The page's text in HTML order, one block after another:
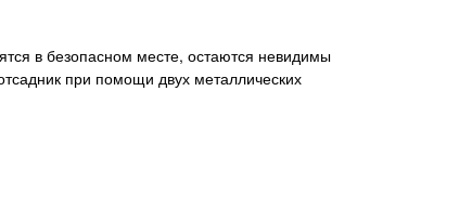
в безопасном месте, остаются невидимы
при помощи двух металлических